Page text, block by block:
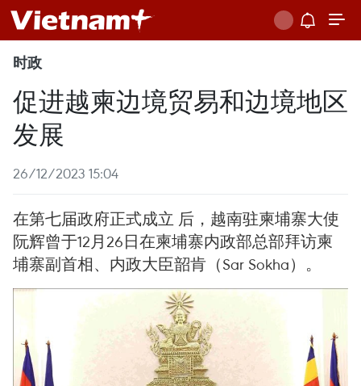
时政
促进越柬边境贸易和边境地区
发展
26/12/2023 15:04
在第七届政府正式成立 后，越南驻柬埔寨大使
阮辉曾于12月26日在柬埔寨内政部总部拜访柬
埔寨副首相、内政大臣韶肯（Sar Sokha）。